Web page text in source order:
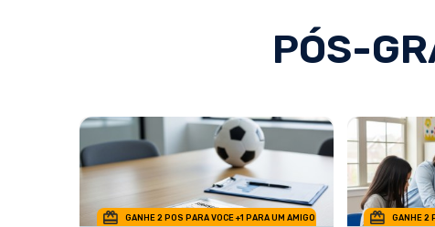
PÓS-
GANHE 2 POS PARA VOCE +1 PARA UM AMIGO GANHE 2